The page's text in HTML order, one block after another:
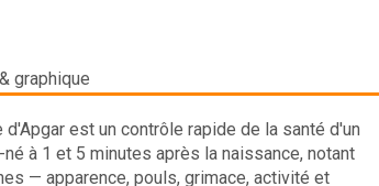
graphique
d'Apgar est un contrôle rapide de la santé d'un
né à 1 et 5 minutes après la naissance, notant
— apparence, pouls, grimace, activité et